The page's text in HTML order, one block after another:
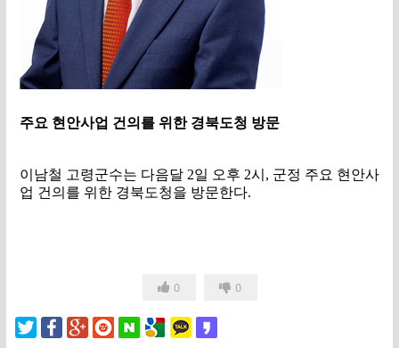
주요 현안사업 건의를 위한 경북도청 방문
이남철 고령군수는 다음달 2일 오후 2시 , 군정 주요 현안사
업 건의를 위한 경북도청을 방문한다.
0 0